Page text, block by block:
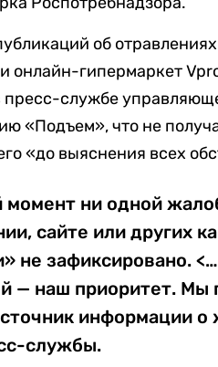
об
онлайн-гипермаркет
пресс-службе
«Подъем», что не
«до выяснения всех
момент ни одной
сайте или других
не зафиксировано.
— наш приоритет. Мы
информации о
службы.